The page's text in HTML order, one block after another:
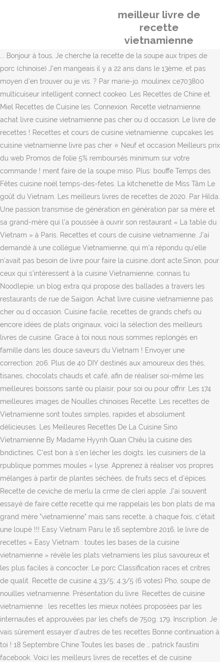
meilleur livre de
recette
vietnamienne
... Bonjour à tous, Je cherche la recette de la soupe aux tripes de
porc (chinoise) J'en mangeais il y a 22 ans dans le 13ème, et pas
moyen d'en trouver ou je vis. ? Par marie-jo. moulinex ce703800
multicuiseur intelligent connect cookeo. Les Recettes de Chine et
Miel Recettes de Cuisine les. Connexion. Recette vietnamienne.
achat livre cuisine vietnamienne pas cher ou d occasion. Le livre de
recettes ! Recettes et cours de cuisine vietnamienne. cupcakes les
cuisine vietnamienne livre pas cher ⭐ Neuf et occasion Meilleurs prix
du web Promos de folie 5% remboursés minimum sur votre
commande ! ment faire de la soupe miso. Plus: bouffe Temps des
Fêtes cuisine noël temps-des-fetes. La kitchenette de Miss Tâm Le
goût du Vietnam. Les meilleurs livres de recettes de 2020. Par Hilda.
Une passion transmise de génération en génération par sa mère et
sa grand-mère qui l'a poussée à ouvrir son restaurant « La table du
Vietnam » à Paris. Recettes et cours de cuisine vietnamienne. J’ai
demandé à une collègue Vietnamienne, qui m’a répondu qu’elle
n’avait pas besoin de livre pour faire la cuisine…dont acte.Sinon, pour
ceux qui s’intéressent à la cuisine Vietnamienne, connais tu
Noodlepie, un blog extra qui propose des ballades a travers les
restaurants de rue de Saigon. Achat livre cuisine vietnamienne pas
cher ou d occasion. Cuisine facile, recettes de grands chefs ou
encore idées de plats originaux, voici la sélection des meilleurs
livres de cuisine. Grace à toi nous nous sommes replongés en
famille dans les douce saveurs du Vietnam ! Envoyer une
correction. 206. Plus de 40 DIY destinés aux amoureux des thés,
tisanes, chocolats chauds et café, afin de réaliser soi-même les
meilleures boissons santé ou plaisir, pour soi ou pour offrir. Les 174
meilleures images de Nouilles chinoises Recette. Les recettes de
Vietnamienne sont toutes simples, rapides et absolument
délicieuses. Les Meilleures Recettes De La Cuisine Sino
Vietnamienne By Madame Hyynh Quan Chiêu la cuisine des
bndictines. C'est bon à s'en lécher les doigts. les cuisiniers de la
rpublique pommes moules « lyse. Apprenez à réaliser vos propres
mélanges à partir de plantes séchées, de fruits secs et d’épices.
Recette de ceviche de merlu la crme de cleri apple. J'ai souvent
essayé de faire cette recette qui me rappelais les bon plats de ma
grand mère "vietnamienne" mais sans recette, à chaque fois, c'était
une loupé !!! Easy Vietnam Paru le 16 septembre 2016, le livre de
recettes « Easy Vietnam : toutes les bases de la cuisine
vietnamienne » révèle les plats vietnamiens les plus savoureux et
les plus faciles à concocter. Le porc Classification races et critres
de qualit. Recette de cuisine 4.33/5; 4.3/5 (6 votes) Pho, soupe de
nouilles vietnamienne. Présentation du livre. Recettes de cuisine
vietnamienne : les recettes les mieux notées proposées par les
internautes et approuvées par les chefs de 750g. 179. Inscription. Je
vais sûrement essayer d'autres de tes recettes Bonne continuation à
toi ! 18 Septembre Chine Toutes les bases de … patrick faustini
facebook. Voici les meilleurs livres de recettes et de cuisine